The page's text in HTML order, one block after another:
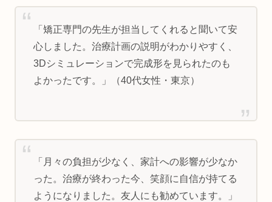
「矯正専門の先生が担当してくれると聞いて安
心しました。治療計画の説明がわかりやすく、
3Dシミュレーションで完成形を見られたのも
よかったです。」（40代女性・東京）
「月々の負担が少なく、家計への影響が少なか
った。治療が終わった今、笑顔に自信が持てる
ようになりました。友人にも勧めています。」